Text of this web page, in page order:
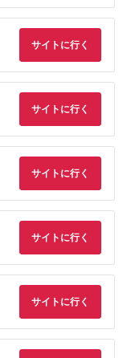
サイトに行く
サイトに行く
サイトに行く
サイトに行く
サイトに行く